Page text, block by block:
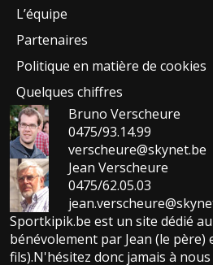
L’équipe
Partenaires
Politique en matière de cookies
Quelques chiffres
Bruno Verscheure
0475/93.14.99
verscheure@skynet.be
Jean Verscheure
0475/62.05.03
Sportkipik.be est un site dédié
bénévolement par Jean (le père)
fils).N'hésitez donc jamais à